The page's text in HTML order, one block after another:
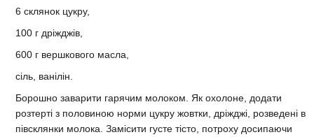
6 склянок цукру,
100 г дріжджів,
600 г вершкового масла,
сіль, ванілін.
Борошно заварити гарячим молоком. Як охолоне, додати
розтерті з половиною норми цукру жовтки, дріжджі, розведені в
півсклянки молока. Замісити густе тісто, потроху досипаючи